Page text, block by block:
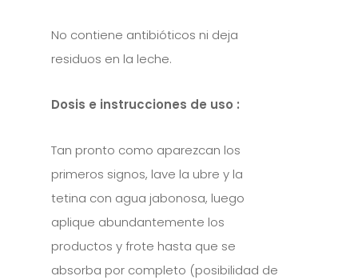
No contiene antibióticos ni deja
residuos en la leche.
Dosis e instrucciones de uso :
Tan pronto como aparezcan los
primeros signos, lave la ubre y la
tetina con agua jabonosa, luego
aplique abundantemente los
productos y frote hasta que se
absorba por completo (posibilidad de